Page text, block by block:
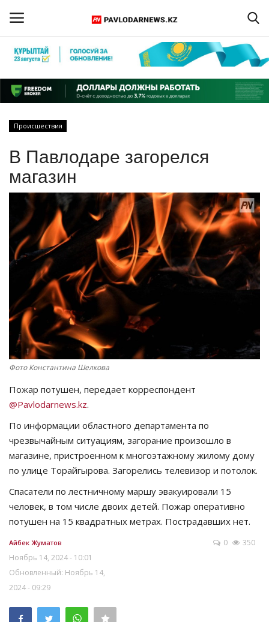
Регистрация
Главная
ПАВЛОДАРСКАЯ ОБЛАСТЬ
КАЗАХСТАН
МИР
СПЕЦПРОЕКТЫ
СПОРТ
Чек-лист
РАЗВЛЕЧЕНИЯ
Курултай
Язык
Русский
Происшествия
В Павлодаре загорелся
магазин
Фото Константина Шелкова
Пожар потушен, передает корреспондент
@Pavlodarnews.kz.
По информации областного департамента по
чрезвычайным ситуациям, загорание произошло в
магазине, пристроенном к многоэтажному жилому дому
по улице Торайгырова. Загорелись телевизор и потолок.
Спасатели по лестничному маршу эвакуировали 15
человек, в том числе двоих детей. Пожар оперативно
потушен на 15 квадратных метрах. Пострадавших нет.
Айбек Жуматов
Ноябрь 14, 2024 - 10:01
Обновленный: Ноябрь 14,
2024 - 09:29
0 350